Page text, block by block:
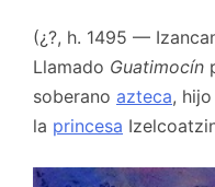
(¿?, h. 1495 —
Llamado Guatimocín
soberano azteca,
la princesa